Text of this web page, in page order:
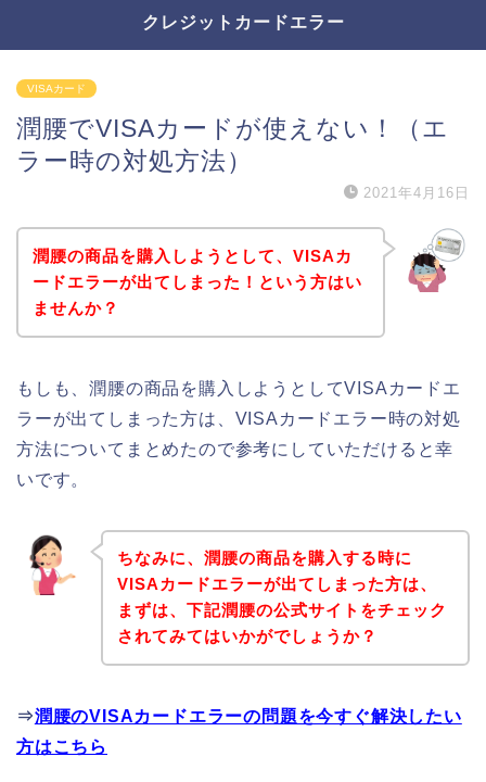
クレジットカードエラー
VISAカード
潤腰でVISAカードが使えない！（エ
ラー時の対処方法）
2021年4月16日
潤腰の商品を購入しようとして、VISAカ
ードエラーが出てしまった！という方はい
ませんか？
もしも、潤腰の商品を購入しようとしてVISAカードエ
ラーが出てしまった方は、VISAカードエラー時の対処
方法についてまとめたので参考にしていただけると幸
いです。
ちなみに、潤腰の商品を購入する時に
VISAカードエラーが出てしまった方は、
まずは、下記潤腰の公式サイトをチェック
されてみてはいかがでしょうか？
⇒潤腰のVISAカードエラーの問題を今すぐ解決したい
方はこちら